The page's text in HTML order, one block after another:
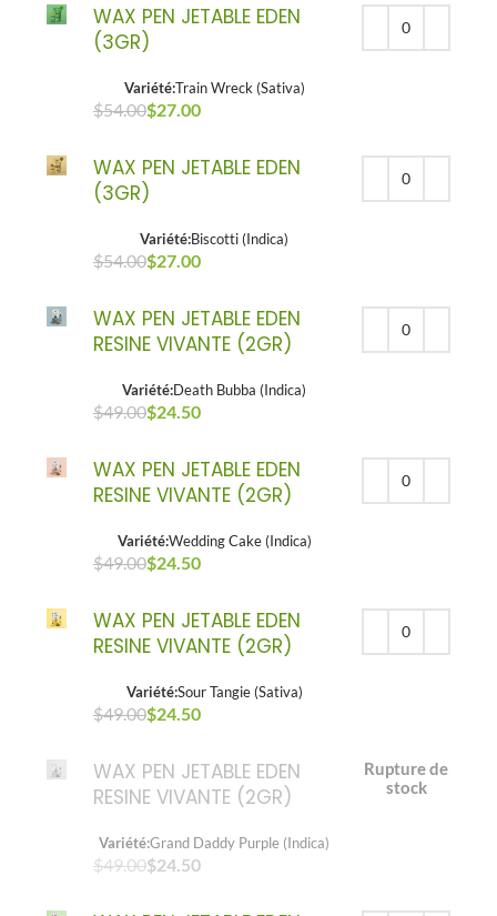
Le prix initial était : $54.00.
WAX PEN JETABLE EDEN
(3GR)
Variété:Train Wreck (Sativa)
$54.00Le prix initial était : $54.00.
$27.00
WAX PEN JETABLE EDEN
(3GR)
Variété:Biscotti (Indica)
$54.00Le prix initial était : $54.00.
$27.00
WAX PEN JETABLE EDEN
RESINE VIVANTE (2GR)
Variété:Death Bubba (Indica)
$49.00Le prix initial était : $49.00.
$24.50
WAX PEN JETABLE EDEN
RESINE VIVANTE (2GR)
Variété:Wedding Cake (Indica)
$49.00Le prix initial était : $49.00.
$24.50
WAX PEN JETABLE EDEN
RESINE VIVANTE (2GR)
Variété:Sour Tangie (Sativa)
$49.00Le prix initial était : $49.00.
$24.50
WAX PEN JETABLE EDEN
RESINE VIVANTE (2GR)
Variété:Grand Daddy Purple (Indica)
$49.00$24.50
Rupture de
stock